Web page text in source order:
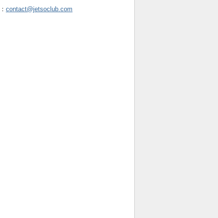
contact@jetsoclub.com